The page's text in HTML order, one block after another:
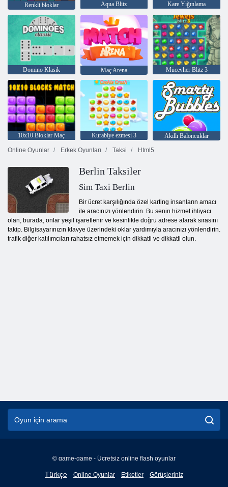
Renkli bloklar Aqua Blitz Kare Yığınlama
Domino Klasik Maç Arena Mücevher Blitz 3
10x10 Bloklar Maç Kurabiye ezmesi 3
Akıllı Baloncuklar
Online Oyunlar
Erkek Oyunları Taksi Html5
Berlin Taksiler
Sim Taxi Berlin
Bir ücret karşılığında özel karting insanların amacı
ile aracınızı yönlendirin. Bu senin hizmet ihtiyacı
olan, burada, onlar yeşil işaretlenir ve kesinlikle doğru adrese alarak sırasını
takip. Bilgisayarınızın klavye üzerindeki oklar yardımıyla aracınızı yönlendirin.
trafik diğer katılımcıları rahatsız etmemek için dikkatli ve dikkatli olun.
© game-game - Ücretsiz online flash oyunlar
Türkçe
English
Online Oyunlar Etiketler Görüşleriniz